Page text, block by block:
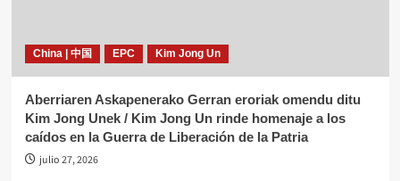
China | 中国 EPC Kim Jong Un
Aberriaren Askapenerako Gerran eroriak omendu ditu
Kim Jong Unek / Kim Jong Un rinde homenaje a los
caídos en la Guerra de Liberación de la Patria
julio 27, 2026